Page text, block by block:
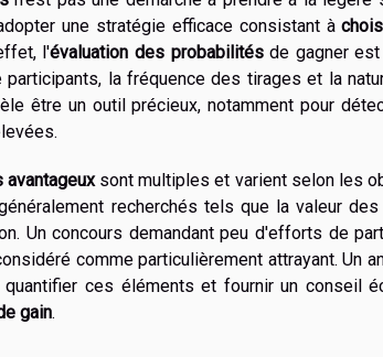
une stratégie efficace consistant à
l'évaluation des probabilitésde gagner est
participants, la fréquence des tirages et la
être un outil précieux, notamment pour
sont multiples et varient selon les
recherchés tels que la valeur
Un concours demandant peu d'efforts de
comme particulièrement attrayant. Un
quantifier ces éléments et fournir un conseil
gain.